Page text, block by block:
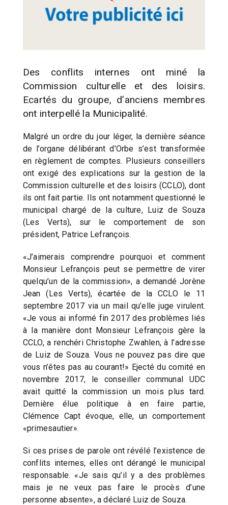
Des conflits internes ont miné la
Commission culturelle et des loisirs.
Ecartés du groupe, d’anciens membres
ont interpellé la Municipalité.
Malgré un ordre du jour léger, la dernière séance
de l’organe délibérant d’Orbe s’est transformée
en règlement de comptes. Plusieurs conseillers
ont exigé des explications sur la gestion de la
Commission culturelle et des loisirs (CCLO), dont
ils ont fait partie. Ils ont notamment questionné le
municipal chargé de la culture, Luiz de Souza
(Les Verts), sur le comportement de son
président, Patrice Lefrançois.
«J’aimerais comprendre pourquoi et comment
Monsieur Lefrançois peut se permettre de virer
quelqu’un de la commission», a demandé Jorène
Jean (Les Verts), écartée de la CCLO le 11
septembre 2017 via un mail qu’elle juge virulent.
«Je vous ai informé fin 2017 des problèmes liés
à la manière dont Monsieur Lefrançois gère la
CCLO, a renchéri Christophe Zwahlen, à l’adresse
de Luiz de Souza. Vous ne pouvez pas dire que
vous n’êtes pas au courant!» Ejecté du comité en
novembre 2017, le conseiller communal UDC
avait quitté la commission un mois plus tard.
Dernière élue politique à en faire partie,
Clémence Capt évoque, elle, un comportement
«primesautier».
Si ces prises de parole ont révélé l’existence de
conflits internes, elles ont dérangé le municipal
responsable. «Je sais qu’il y a des problèmes
mais je ne veux pas faire le procès d’une
personne absente», a déclaré Luiz de Souza.